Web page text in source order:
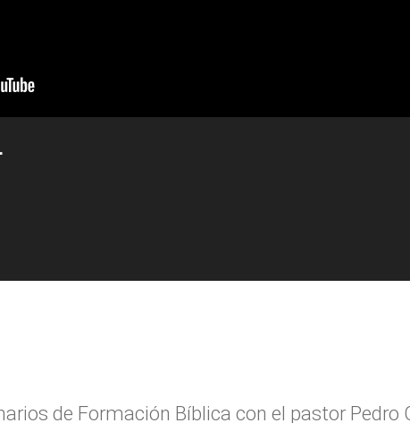
de Formación Bíblica con el pastor Pedro